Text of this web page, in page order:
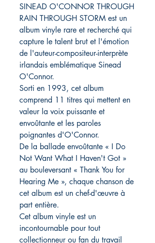
SINEAD O'CONNOR THROUGH
RAIN THROUGH STORM est un
album vinyle rare et recherché qui
capture le talent brut et l'émotion
de l'auteur-compositeur-interprète
irlandais emblématique Sinead
O'Connor.
Sorti en 1993, cet album
comprend 11 titres qui mettent en
valeur la voix puissante et
envoûtante et les paroles
poignantes d'O'Connor.
De la ballade envoûtante « I Do
Not Want What I Haven't Got »
au bouleversant « Thank You for
Hearing Me », chaque chanson de
cet album est un chef-d'œuvre à
part entière.
Cet album vinyle est un
incontournable pour tout
collectionneur ou fan du travail